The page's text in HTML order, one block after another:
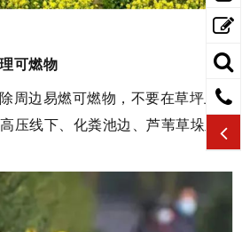
可燃物
周边易燃可燃物，不要在草坪上、
压线下、化粪池边、芦苇草垛及